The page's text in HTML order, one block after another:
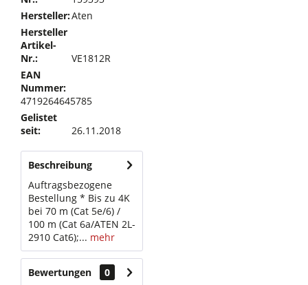
Hersteller:Aten
Hersteller
Artikel-
Nr.:
VE1812R
EAN
Nummer:
4719264645785
Gelistet
seit:
26.11.2018
Beschreibung
Auftragsbezogene
Bestellung * Bis zu 4K
bei 70 m (Cat 5e/6) /
100 m (Cat 6a/ATEN 2L-
2910 Cat6);... mehr
Bewertungen
0